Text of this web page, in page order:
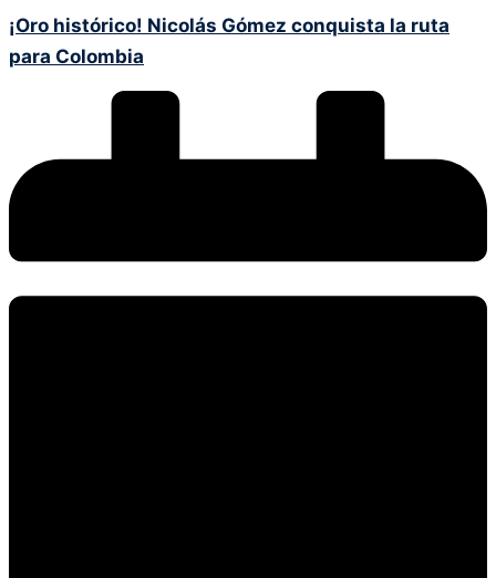
¡Oro histórico! Nicolás Gómez conquista la ruta
para Colombia